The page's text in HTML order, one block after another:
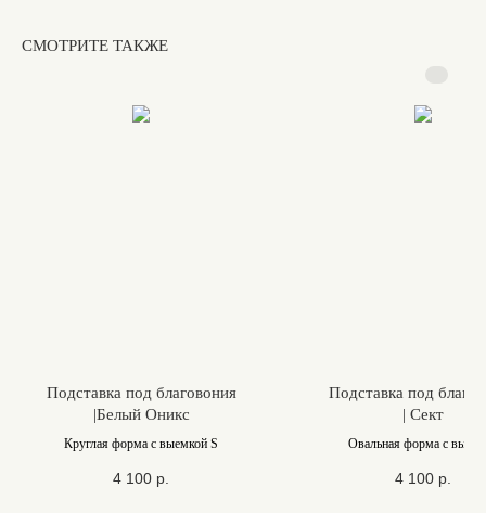
CМОТРИТЕ ТАКЖЕ
Подставка под благовония
|Белый Оникс
Круглая форма с выемкой S
4 100 р.
Подставка под
| Сект
Овальная форма с
4 100 р.